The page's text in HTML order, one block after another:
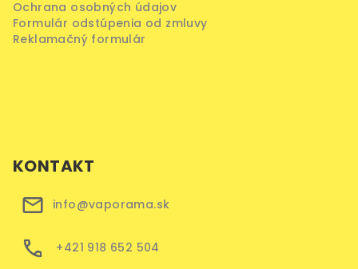
Ochrana osobných údajov
Formulár odstúpenia od zmluvy
Reklamačný formulár
KONTAKT
info@vaporama.sk
+421 918 652 504